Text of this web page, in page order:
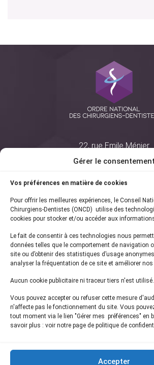
Gérer le consentement
Vos préférences en matière de cookies
Pour offrir les meilleures expériences, le Conseil
Chirurgiens-Dentistes (ONCD) utilise des
cookies pour stocker et/ou accéder aux
Le fait de consentir à ces technologies nous
données telles que le comportement de navigation
site ou d’obtenir des statistiques d’usage
analyser la fréquentation de ce site et améliorer nos
Aucun cookie publicitaire ni traceur tiers n'est utilisé.
Vous pouvez accepter ou refuser cette mesure
n'affecte pas le fonctionnement du site. Vous
tout moment via le lien "Gérer mes préférences" en
savoir plus : voir notre page de politique de
Accepter
22, rue Emile Ménier
75761 Paris Cedex 16
01 44 34 78 80
Actualités
Presse
Informations légales
Plan du site
Inscrivez-vous à notre